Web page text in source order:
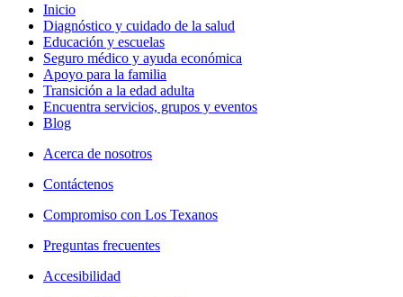
Inicio
Diagnóstico y cuidado de la salud
Educación y escuelas
Seguro médico y ayuda económica
Apoyo para la familia
Transición a la edad adulta
Encuentra servicios, grupos y eventos
Blog
Acerca de nosotros
Contáctenos
Compromiso con Los Texanos
Preguntas frecuentes
Accesibilidad